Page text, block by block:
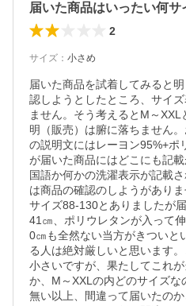
2
サイズ ： 小さめ
届いた商品を試着してみると
認しようとしたところ、サイ
ません。そう考えるとM～
明（販売）は腑に落ちません
の説明文にはレーヨン95%+ポ
が届いた商品にはどこにも記
国語か何かの洗濯表示が記載
は商品の確認のしようがあり
サイズ88-130とありましたが
41㎝、ポリウレタンが入って
0㎝も全然ない当方がきついと
る人は絶対厳しいと思います
小さいですが、果たしてこれ
か、M～XXLの内どのサイズ
無い以上、間違って届いたの